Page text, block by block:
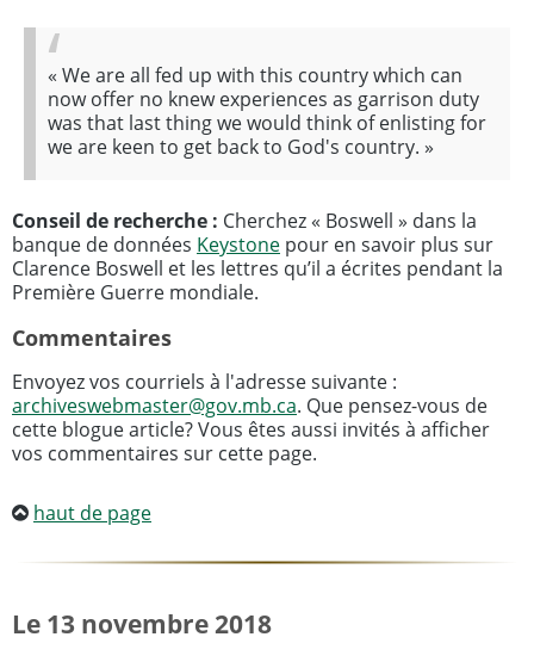
« We are all fed up with this country which can
now offer no knew experiences as garrison duty
was that last thing we would think of enlisting for
we are keen to get back to God's country. »
Conseil de recherche : Cherchez « Boswell » dans la
banque de données Keystone pour en savoir plus sur
Clarence Boswell et les lettres qu’il a écrites pendant la
Première Guerre mondiale.
Commentaires
Envoyez vos courriels à l'adresse suivante :
archiveswebmaster@gov.mb.ca. Que pensez-vous de
cette blogue article? Vous êtes aussi invités à afficher
vos commentaires sur cette page.
haut de page
Le 13 novembre 2018